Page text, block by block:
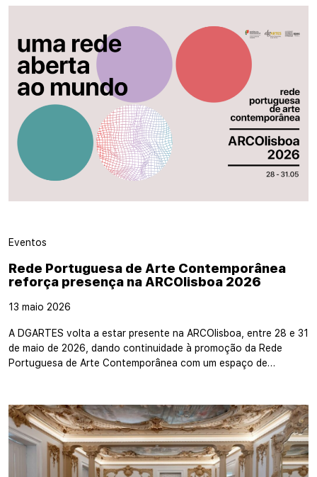
Eventos
Rede Portuguesa de Arte Contemporânea
reforça presença na ARCOlisboa 2026
13 maio 2026
A DGARTES volta a estar presente na ARCOlisboa, entre 28 e 31
de maio de 2026, dando continuidade à promoção da Rede
Portuguesa de Arte Contemporânea com um espaço de…